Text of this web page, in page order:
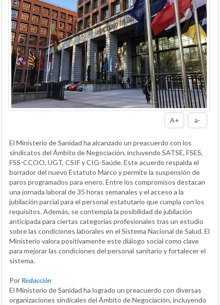
A+ a-
El Ministerio de Sanidad ha alcanzado un preacuerdo con los
sindicatos del Ámbito de Negociación, incluyendo SATSE, FSES,
FSS-CCOO, UGT, CSIF y CIG-Saúde. Este acuerdo respalda el
borrador del nuevo Estatuto Marco y permite la suspensión de
paros programados para enero. Entre los compromisos destacan
una jornada laboral de 35 horas semanales y el acceso a la
jubilación parcial para el personal estatutario que cumpla con los
requisitos. Además, se contempla la posibilidad de jubilación
anticipada para ciertas categorías profesionales tras un estudio
sobre las condiciones laborales en el Sistema Nacional de Salud. El
Ministerio valora positivamente este diálogo social como clave
para mejorar las condiciones del personal sanitario y fortalecer el
sistema.
PorRedacción
El Ministerio de Sanidad ha logrado un preacuerdo con diversas
organizaciones sindicales del Ámbito de Negociación, incluyendo